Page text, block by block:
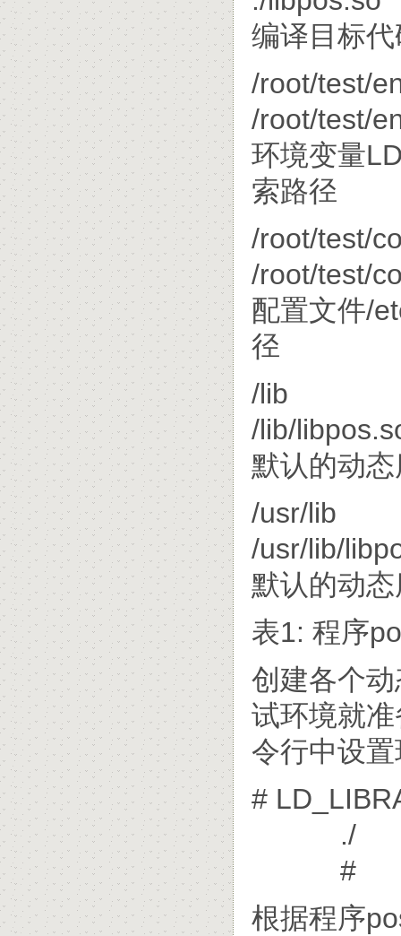
编译目标
/root/test/
/root/test/
环境变量
索路径
/root/test/
/root/test/
配置文件/
径
/lib
/lib/
默认的动
/usr/lib
/usr/lib/
默认的动
表1: 程序
创建各个
试环境就
令行中设
#
./
#
根据程序